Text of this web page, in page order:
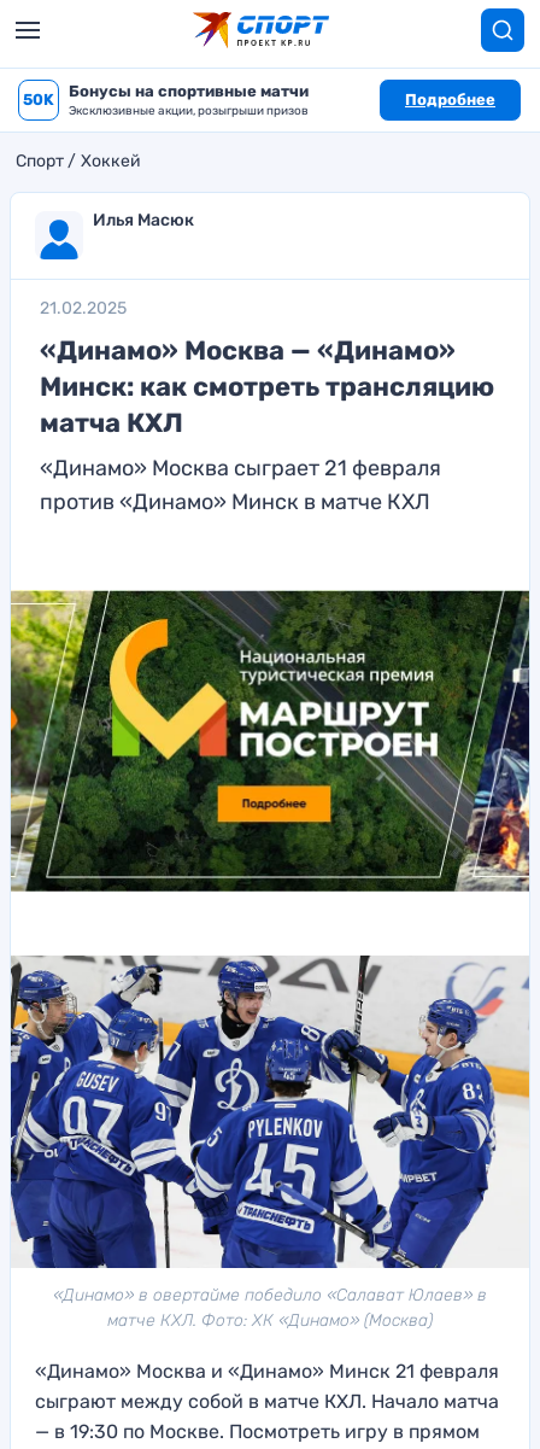
50K Бонусы на спортивные матчи
Эксклюзивные акции, розыгрыши призов
Подробнее
Спорт Хоккей
Илья Масюк
21.02.2025
«Динамо» Москва — «Динамо»
Минск: как смотреть трансляцию
матча КХЛ
«Динамо» Москва сыграет 21 февраля
против «Динамо» Минск в матче КХЛ
«Динамо» в овертайме победило «Салават Юлаев» в
матче КХЛ. Фото: ХК «Динамо» (Москва)
«Динамо» Москва и «Динамо» Минск 21 февраля
сыграют между собой в матче КХЛ. Начало матча
— в 19:30 по Москве. Посмотреть игру в прямом